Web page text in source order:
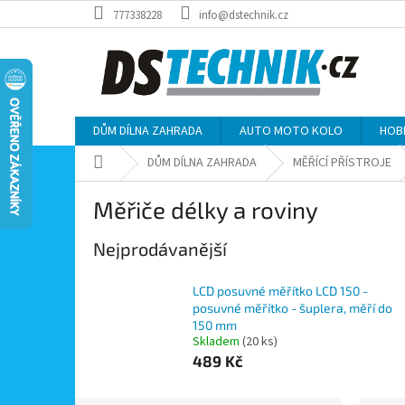
na
777338228 info@dstechnik.cz
DŮM DÍLNA ZAHRADA AUTO MOTO KOLO
Domů DŮM DÍLNA ZAHRADA MĚŘÍCÍ PŘÍSTROJE
Měřiče délky a roviny
Nejprodávanější
LCD posuvné měřítko LCD 150 -
posuvné měřítko - šuplera, měří do
150 mm
Skladem (20 ks)
489 Kč